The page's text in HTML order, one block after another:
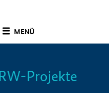
MENÜ
Info
Projekte